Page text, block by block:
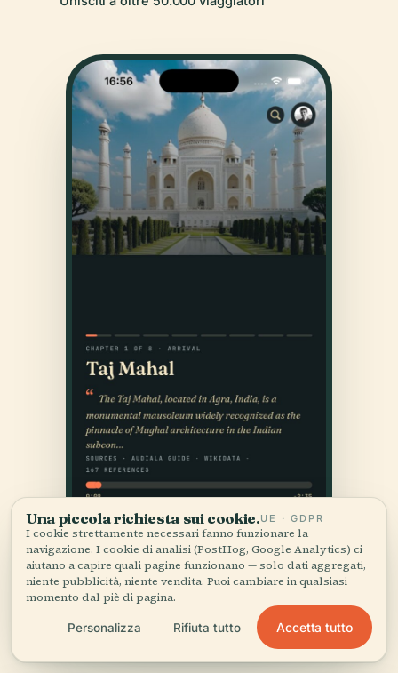
Una piccola richiesta sui cookie.UE · GDPR
I cookie strettamente necessari fanno funzionare la
navigazione. I cookie di analisi (PostHog, Google Analytics) ci
aiutano a capire quali pagine funzionano — solo dati aggregati,
niente pubblicità, niente vendita. Puoi cambiare in qualsiasi
momento dal piè di pagina.
Personalizza Rifiuta tutto Accetta tutto